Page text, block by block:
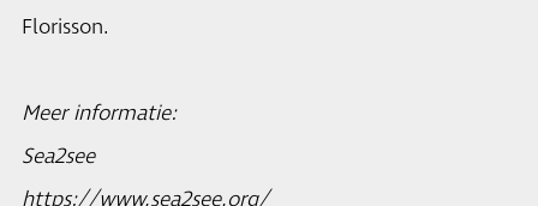
Florisson.
Meer informatie:
Sea2see
https://www.sea2see.org/